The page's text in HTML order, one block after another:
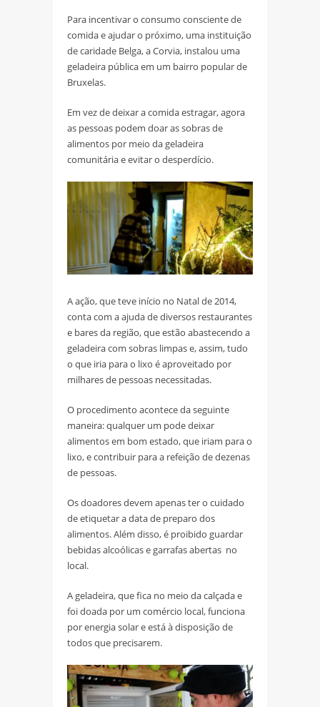
Para incentivar o consumo consciente de
comida e ajudar o próximo, uma instituição
de caridade Belga, a Corvia, instalou uma
geladeira pública em um bairro popular de
Bruxelas.
Em vez de deixar a comida estragar, agora
as pessoas podem doar as sobras de
alimentos por meio da geladeira
comunitária e evitar o desperdício.
A ação, que teve início no Natal de 2014,
conta com a ajuda de diversos restaurantes
e bares da região, que estão abastecendo a
geladeira com sobras limpas e, assim, tudo
o que iria para o lixo é aproveitado por
milhares de pessoas necessitadas.
O procedimento acontece da seguinte
maneira: qualquer um pode deixar
alimentos em bom estado, que iriam para o
lixo, e contribuir para a refeição de dezenas
de pessoas.
Os doadores devem apenas ter o cuidado
de etiquetar a data de preparo dos
alimentos. Além disso, é proibido guardar
bebidas alcoólicas e garrafas abertas no
local.
A geladeira, que fica no meio da calçada e
foi doada por um comércio local, funciona
por energia solar e está à disposição de
todos que precisarem.